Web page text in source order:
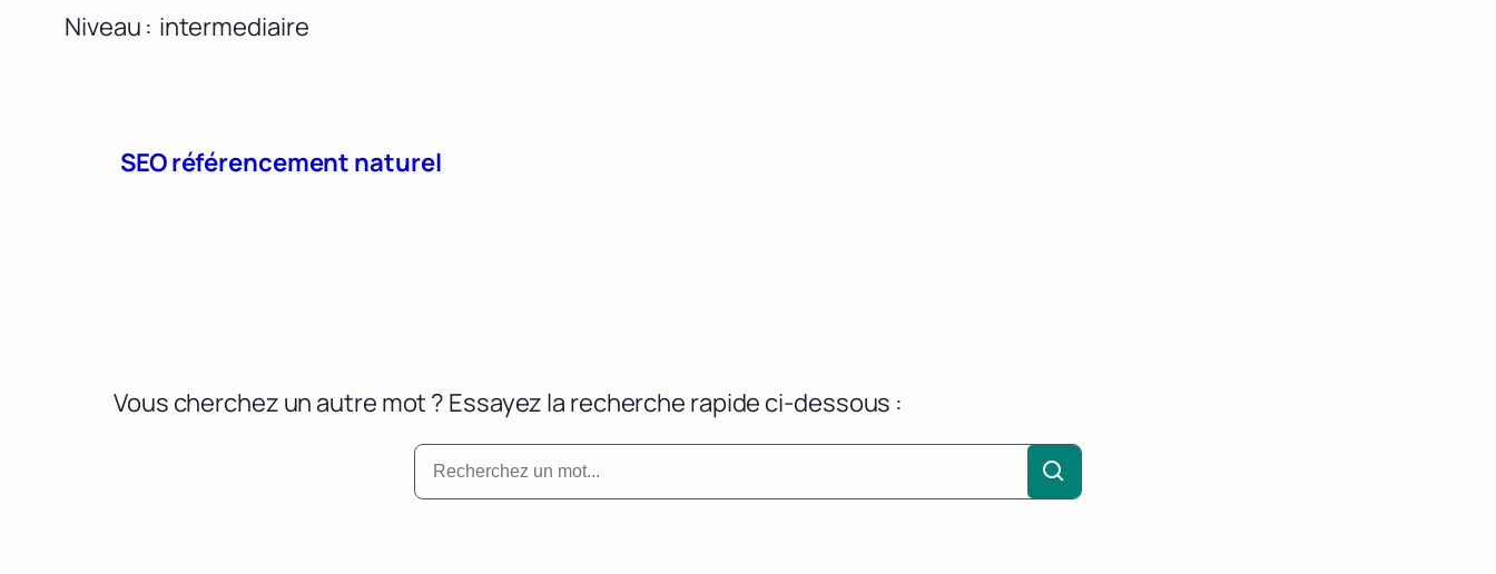
Niveau intermediaire
SEO référencement naturel
Vous cherchez un autre mot ? Essayez la recherche rapide ci-dessous :